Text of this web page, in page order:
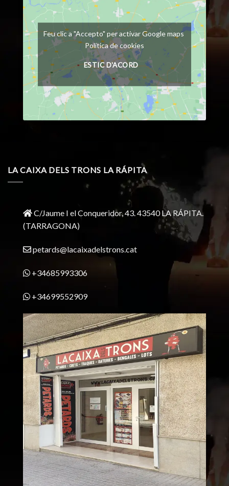
Feu clic a "Accepto" per activar Google maps
Política de cookies
ESTIC D'ACORD
LA CAIXA DELS TRONS LA RÁPITA
C/Jaume I el Conqueridor, 43.43540 LA RÁPITA.
(TARRAGONA)
petards@lacaixadelstrons.cat
+34685993306
+34699552909